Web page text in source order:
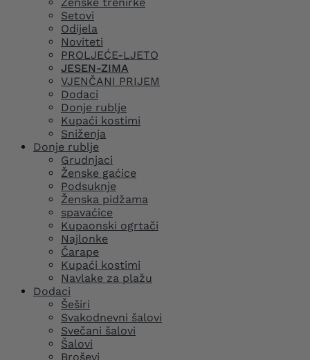
Setovi
Odijela
Noviteti
PROLJEĆE-LJETO
JESEN-ZIMA
VJENČANI PRIJEM
Dodaci
Donje rublje
Kupaći kostimi
Sniženja
Donje rublje
Grudnjaci
Ženske gaćice
Podsuknje
Ženska pidžama
spavaćice
Kupaonski ogrtači
Najlonke
Čarape
Kupaći kostimi
Navlake za plažu
Dodaci
Šeširi
Svakodnevni šalovi
Svečani šalovi
Šalovi
Broševi